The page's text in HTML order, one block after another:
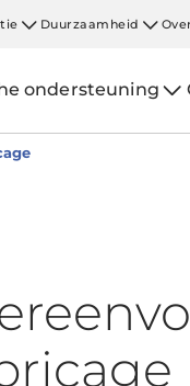
Duurzaamheid
ondersteuning